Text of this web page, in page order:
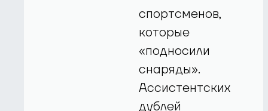
спортсменов,
которые
«подносили
снаряды».
Ассистентских
дублей